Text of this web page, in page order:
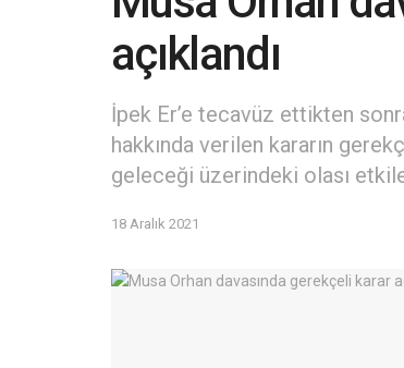
açıklandı
İpek Er’e tecavüz ettikten
hakkında verilen kararın
geleceği üzerindeki olası
18 Aralık 2021